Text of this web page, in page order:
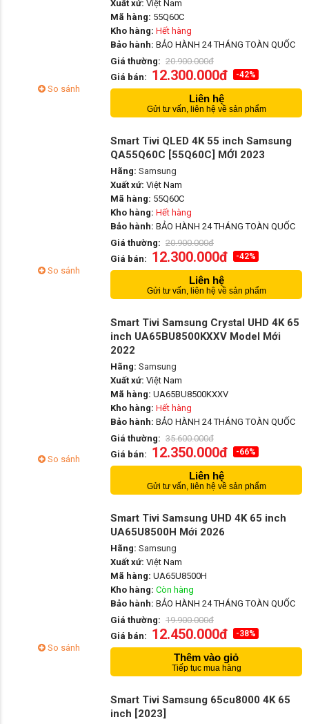
So sánh
Xuất xứ: Việt Nam
Mã hàng: 55Q60C
Kho hàng: Hết hàng
Bảo hành: BẢO HÀNH 24 THÁNG TOÀN QUỐC
Giá thường: 20.900.000đ
Giá bán: 12.300.000đ -42%
Liên hệ
Gửi tư vấn, liên hệ về sản phẩm
So sánh
Smart Tivi QLED 4K 55 inch Samsung
QA55Q60C [55Q60C] MỚI 2023
Hãng: Samsung
Xuất xứ: Việt Nam
Mã hàng: 55Q60C
Kho hàng: Hết hàng
Bảo hành: BẢO HÀNH 24 THÁNG TOÀN QUỐC
Giá thường: 20.900.000đ
Giá bán: 12.300.000đ -42%
Liên hệ
Gửi tư vấn, liên hệ về sản phẩm
So sánh
Smart Tivi Samsung Crystal UHD 4K 65
inch UA65BU8500KXXV Model Mới
2022
Hãng: Samsung
Xuất xứ: Việt Nam
Mã hàng: UA65BU8500KXXV
Kho hàng: Hết hàng
Bảo hành: BẢO HÀNH 24 THÁNG TOÀN QUỐC
Giá thường: 35.600.000đ
Giá bán: 12.350.000đ -66%
Liên hệ
Gửi tư vấn, liên hệ về sản phẩm
So sánh
Smart Tivi Samsung UHD 4K 65 inch
UA65U8500H Mới 2026
Hãng: Samsung
Xuất xứ: Việt Nam
Mã hàng: UA65U8500H
Kho hàng: Còn hàng
Bảo hành: BẢO HÀNH 24 THÁNG TOÀN QUỐC
Giá thường: 19.900.000đ
Giá bán: 12.450.000đ -38%
Thêm vào giỏ
Tiếp tục mua hàng
Smart Tivi Samsung 65cu8000 4K 65
inch [2023]